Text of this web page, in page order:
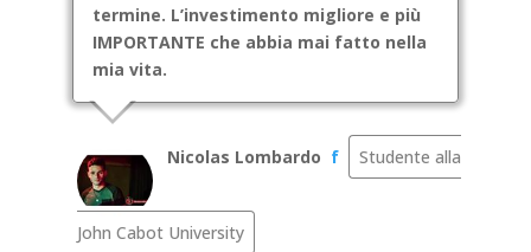
termine. L’investimento migliore e più
IMPORTANTE che abbia mai fatto nella
mia vita.
Nicolas Lombardo f Studente alla
John Cabot University